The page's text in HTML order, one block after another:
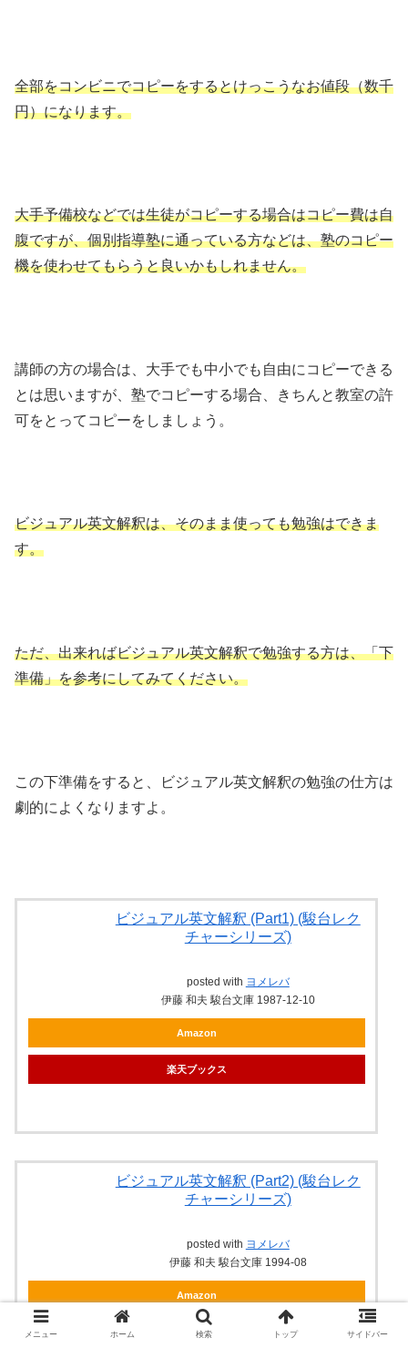
全部をコンビニでコピーをするとけっこうなお値段（数千
円）になります。
大手予備校などでは生徒がコピーする場合はコピー費は自
腹ですが、個別指導塾に通っている方などは、塾のコピー
機を使わせてもらうと良いかもしれません。
講師の方の場合は、大手でも中小でも自由にコピーできる
とは思いますが、塾でコピーする場合、きちんと教室の許
可をとってコピーをしましょう。
ビジュアル英文解釈は、そのまま使っても勉強はできま
す。
ただ、出来ればビジュアル英文解釈で勉強する方は、「下
準備」を参考にしてみてください。
この下準備をすると、ビジュアル英文解釈の勉強の仕方は
劇的によくなりますよ。
ビジュアル英文解釈 (Part1) (駿台レク
チャーシリーズ)
posted with ヨメレバ
伊藤 和夫 駿台文庫 1987-12-10
Amazon
楽天ブックス
ビジュアル英文解釈 (Part2) (駿台レク
チャーシリーズ)
posted with ヨメレバ
伊藤 和夫 駿台文庫 1994-08
Amazon
楽天ブックス
メニュー ホーム 検索 トップ サイドバー